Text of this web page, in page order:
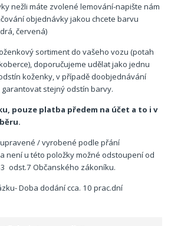
nežli máte zvolené lemování-napište nám
objednávky jakou chcete barvu
červená)
sortiment do vašeho vozu (potah
doporučujeme udělat jako jednu
koženky, v případě doobjednávání
stejný odstín barvy.
pouze platba předem na účet a to i v
/ vyrobené podle přání
není u této položky možné odstoupení od
odst.7 Občanského zákoníku.
Doba dodání cca. 10 prac.dní